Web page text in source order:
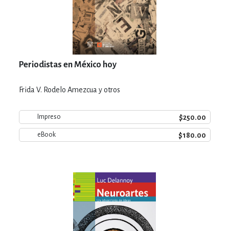
Periodistas en México hoy
Frida V. Rodelo Amezcua y otros
Impreso $250.00
eBook $180.00